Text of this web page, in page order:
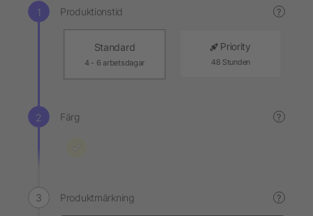
Produktionstid ?
Standard
4 - 6 arbetsdagar
Priority
48 Stunden
Färg ?
Produktmärkning ?